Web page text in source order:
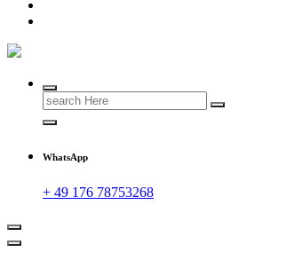
Search
for:
WhatsApp
+ 49 176 78753268